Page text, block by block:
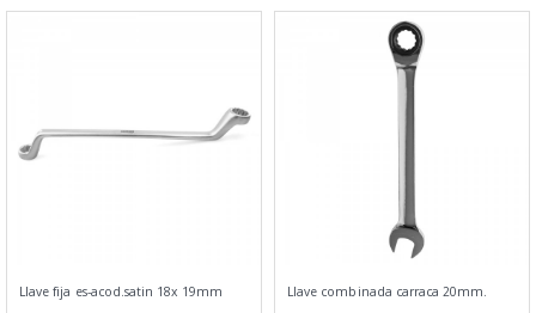
Llave fija es-acod.satin 18x 19mm Llave combinada carraca 20mm.